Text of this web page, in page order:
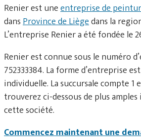
Renier est uneentreprise de
dansProvince de Liègedans la
L’entreprise Renier a été fondée le
Renier est connue sous le numéro
752333384. La forme d’entreprise
individuelle. La succursale compte 1
trouverez ci-dessous de plus
cette société.
Commencez maintenant une